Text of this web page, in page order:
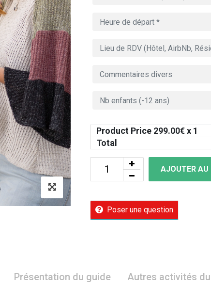
Product Price 299.00€ x 1
Total
AJOUTER AU
Poser une question
Présentation du guide Autres activités